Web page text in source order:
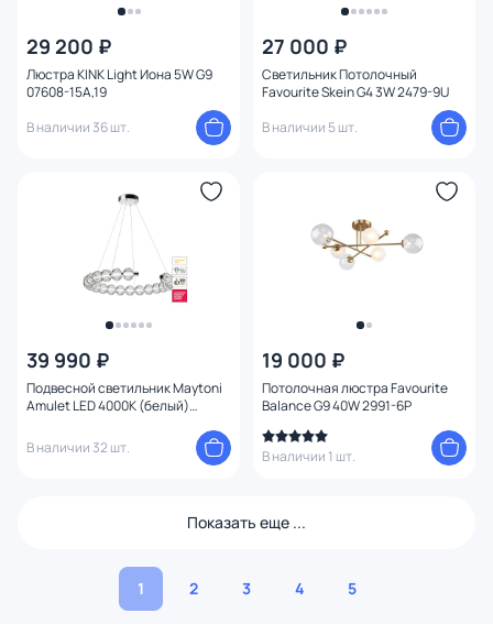
29 200 ₽
Люстра KINK Light Иона 5W G9
07608-15A,19
В наличии 36 шт.
27 000 ₽
Светильник Потолочный
Favourite Skein G4 3W 2479-9U
В наличии 5 шт.
39 990 ₽
Подвесной светильник Maytoni
Amulet LED 4000К (белый)
В наличии 32 шт.
19 000 ₽
Потолочная люстра Favourite
Balance G9 40W 2991-6P
В наличии 1 шт.
Показать еще ...
1 2 3 4 5